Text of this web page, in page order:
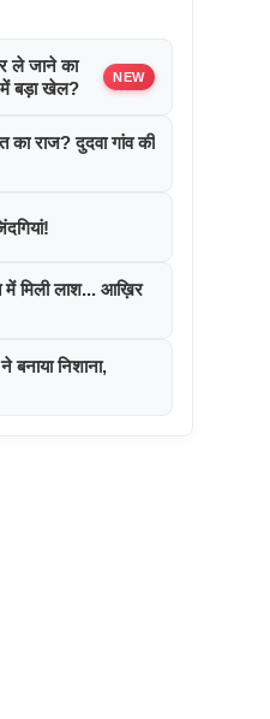
ले जाने का
बड़ा खेल?
NEW
का राज? दुदवा गांव की
मिली लाश... आख़िर
निशाना,